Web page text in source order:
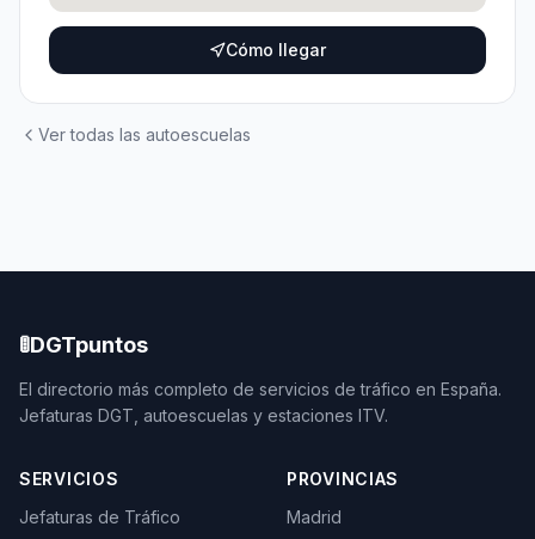
Cómo llegar
Ver todas las autoescuelas
🚦DGTpuntos
El directorio más completo de servicios de tráfico en España.
Jefaturas DGT, autoescuelas y estaciones ITV.
SERVICIOS
Jefaturas de Tráfico
PROVINCIAS
Madrid